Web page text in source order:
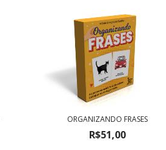
ORGANIZANDO FRASES
R$51,00